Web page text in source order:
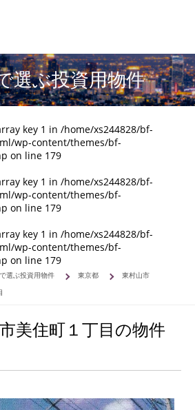
選ぶ投資用物件
key 1 in /home/xs244828/bf-
wp-content/themes/bf-
on line 179
key 1 in /home/xs244828/bf-
wp-content/themes/bf-
on line 179
key 1 in /home/xs244828/bf-
wp-content/themes/bf-
on line 179
選ぶ投資用物件 東京都
東村山市
美住町１丁目の物件